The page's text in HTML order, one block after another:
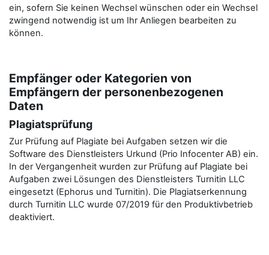
ein, sofern Sie keinen Wechsel wünschen oder ein Wechsel
zwingend notwendig ist um Ihr Anliegen bearbeiten zu
können.
Empfänger oder Kategorien von
Empfängern der personenbezogenen
Daten
Plagiatsprüfung
Zur Prüfung auf Plagiate bei Aufgaben setzen wir die
Software des Dienstleisters Urkund (Prio Infocenter AB) ein.
In der Vergangenheit wurden zur Prüfung auf Plagiate bei
Aufgaben zwei Lösungen des Dienstleisters Turnitin LLC
eingesetzt (Ephorus und Turnitin). Die Plagiatserkennung
durch Turnitin LLC wurde 07/2019 für den Produktivbetrieb
deaktiviert.